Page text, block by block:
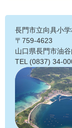
長門市立向具小学
〒759-4623
山口県長門市油
TEL (0837) 34-